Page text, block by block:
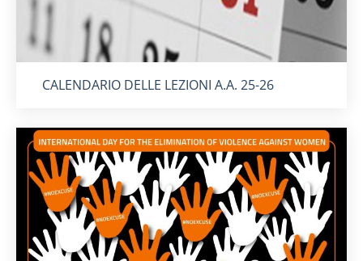
Titolo card:
CALENDARIO DELLE LEZIONI A.A. 25-26